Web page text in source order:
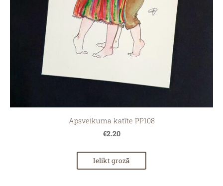
Apsveikuma katīte PP108
€2.20
Ielikt grozā